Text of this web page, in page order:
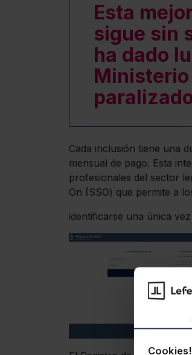
Esta
sigue sin
ha dado
Cada inclusión tiene una
mensual de pago. Esta
profesionales del sector
On (SSO) que permite a
identificarse una única